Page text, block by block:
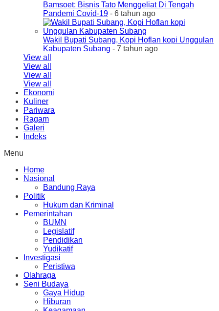
Bamsoet: Bisnis Tato Menggeliat Di Tengah
Pandemi Covid-19 - 6 tahun ago
Wakil Bupati Subang, Kopi Hoflan kopi Unggulan
Kabupaten Subang - 7 tahun ago
View all
View all
View all
View all
Ekonomi
Kuliner
Pariwara
Ragam
Galeri
Indeks
Menu
Home
Nasional
Bandung Raya
Politik
Hukum dan Kriminal
Pemerintahan
BUMN
Legislatif
Pendidikan
Yudikatif
Investigasi
Peristiwa
Olahraga
Seni Budaya
Gaya Hidup
Hiburan